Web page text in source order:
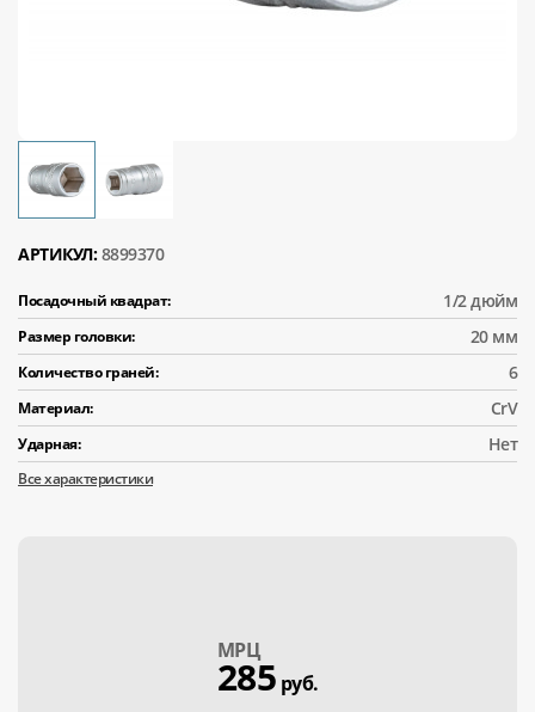
АРТИКУЛ: 8899370
Посадочный квадрат: 1/2 дюйм
Размер головки: 20 мм
Количество граней: 6
Материал: CrV
Ударная: Нет
Все характеристики
МPЦ
285 руб.